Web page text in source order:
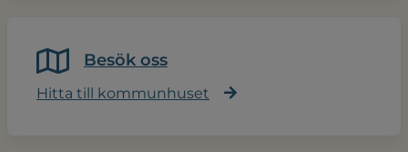
Besök oss
Hitta till kommunhuset